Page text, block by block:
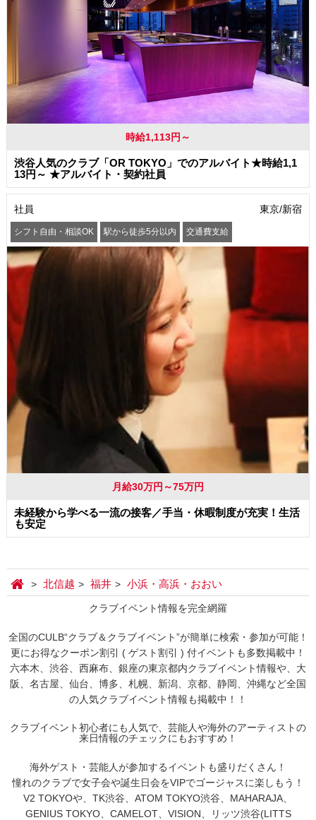
時給1,113円～
渋谷人気のクラブ「OR TOKYO」でのアルバイト★時給1,1
13円～ ★アルバイト・契約社員
社員 東京/新宿
シフト自由・相談OK 駅から徒歩5分以内 交通費支給
月給30万円～75万円
未経験から学べる一流の接客／手当・休暇制度が充実！生活
も安定
北信越 福井 小浜・高浜・おおい
クラブイベント情報を完全網羅
全国のCULB“クラブ＆クラブイベント”が簡単に検索・参加が可能！
更にお得なクーポン割引 ( ゲスト割引 ) 付イベントも多数掲載中！
六本木、渋谷、西麻布、銀座の東京都内クラブイベント情報や、大
阪、名古屋、仙台、博多、札幌、新潟、京都、静岡、沖縄など全国
の人気クラブイベント情報も掲載中！！
クラブイベント初心者にも人気で、芸能人や海外のアーティストの
来日情報のチェックにもおすすめ！
海外ゲスト・芸能人が参加するイベントも盛りだくさん！
憧れのクラブで女子会や誕生日会をVIPでゴージャスに楽しもう！
V2 TOKYOや、TK渋谷、ATOM TOKYO渋谷、MAHARAJA、
GENIUS TOKYO、CAMELOT、VISION、リッツ渋谷(LITTS